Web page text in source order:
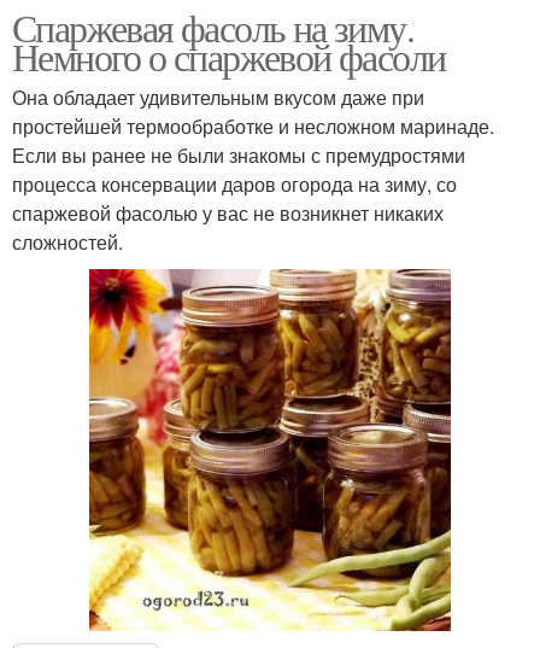
Спаржевая фасоль на зиму.
Немного о спаржевой фасоли
Она обладает удивительным вкусом даже при
простейшей термообработке и несложном маринаде.
Если вы ранее не были знакомы с премудростями
процесса консервации даров огорода на зиму, со
спаржевой фасолью у вас не возникнет никаких
сложностей.